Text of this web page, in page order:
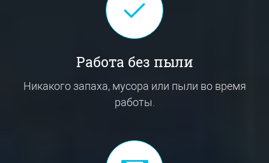
Работа без пыли
Никакого запаха, мусора или пыли во время
работы.